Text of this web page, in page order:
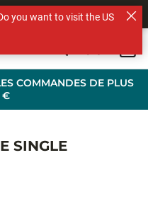
COMMANDES DE PLUS
€
BRANDS
SINGLE
you want to visit the US